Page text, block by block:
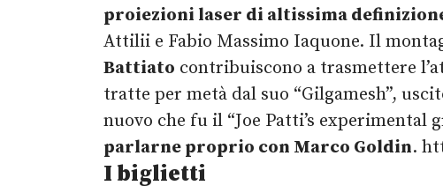
proiezioni laser di altissima
Attilii e Fabio Massimo Iaquone. Il
Battiato contribuiscono a trasmettere
tratte per metà dal suo “Gilgamesh”,
nuovo che fu il “Joe Patti’s experimental
parlarne proprio con Marco Goldin.
I biglietti